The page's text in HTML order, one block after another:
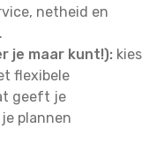
netheid en
je maar kunt!): kies
flexibele
geeft je
plannen